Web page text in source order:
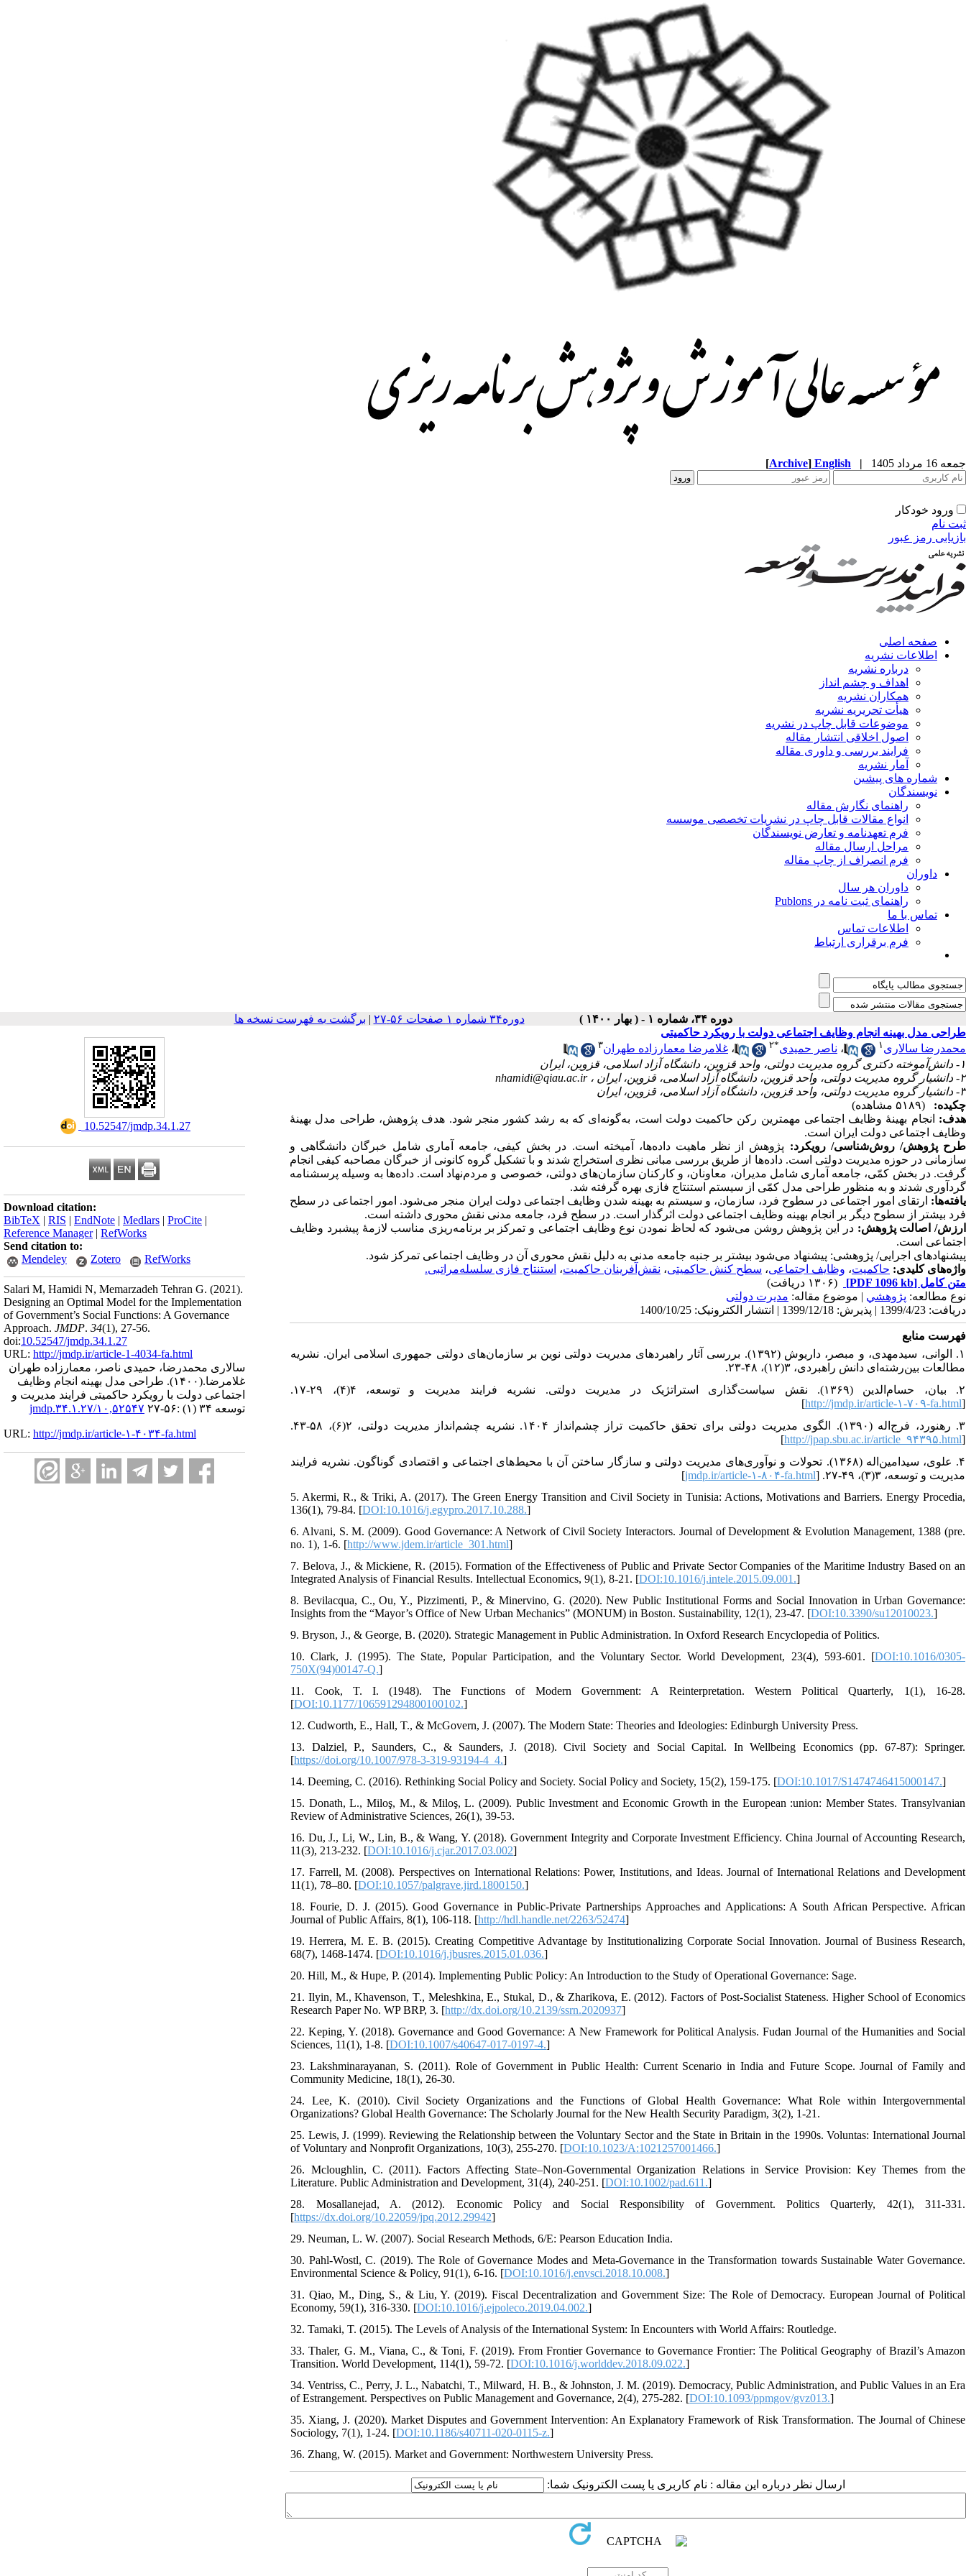
جمعه 16 مرداد 1405 |
English
[Archive]
ورود خودکار
ثبت نام
بازیابی رمز عبور
صفحه اصلی
اطلاعات نشریه
درباره نشریه
اهداف و چشم انداز
همکاران نشریه
هیأت تحریریه نشریه
موضوعات قابل چاپ در نشریه
اصول اخلاقی انتشار مقاله
فرایند بررسی و داوری مقاله
آمار نشریه
شماره های پیشین
نویسندگان
راهنمای نگارش مقاله
انواع مقالات قابل چاپ در نشریات تخصصی موسسه
فرم تعهدنامه و تعارض نویسندگان
مراحل ارسال مقاله
فرم انصراف از چاپ مقاله
داوران
داوران هر سال
راهنمای ثبت نامه در Publons
تماس با ما
اطلاعات تماس
فرم برقراری ارتباط
دوره ۳۴، شماره ۱ - ( بهار ۱۴۰۰ ) دوره۳۴ شماره ۱ صفحات ۵۶-۲۷ | برگشت به فهرست نسخه ها
‎ 10.52547/jmdp.34.1.27
Download citation:
BibTeX | RIS | EndNote | Medlars | ProCite |
Reference Manager| RefWorks
Send citation to:
Mendeley
Zotero RefWorks
Salari M, Hamidi N, Memarzadeh Tehran G. (2021).
Designing an Optimal Model for the Implementation
of Government’s Social Functions: A Governance
Approach. JMDP. 34(1), 27-56.
doi:10.52547/jmdp.34.1.27
URL: http://jmdp.ir/article-1-4034-fa.html
سالاری محمدرضا، حمیدی ناصر، معمارزاده طهران
غلامرضا.(۱۴۰۰).
طراحی مدل بهینه‌ انجام وظایف
اجتماعی دولت با رویکرد حاکمیتی فرایند مدیریت و
توسعه ۳۴ (۱) :۵۶-۲۷
۱۰,۵۲۵۴۷/jmdp.۳۴.۱.۲۷
URL: http://jmdp.ir/article-۱-۴۰۳۴-fa.html
طراحی مدل بهینه‌ انجام وظایف اجتماعی دولت با رویکرد حاکمیتی
محمدرضا سالاری ۱ ، ناصر حمیدی*۲ ، غلامرضا معمارزاده طهران۳
۱- دانش‌‌آموخته دکتری گروه مدیریت دولتی، واحد قزوین، دانشگاه آزاد اسلامی، قزوین، ایران
۲- دانشیار گروه مدیریت دولتی، واحد قزوین، دانشگاه آزاد اسلامی، قزوین، ایران ،
nhamidi@qiau.ac.ir
۳- دانشیار گروه مدیریت دولتی، واحد قزوین، دانشگاه آزاد اسلامی، قزوین، ایران
چکیده:
(۵۱۸۹ مشاهده)
هدف: انجام بهینۀ وظایف اجتماعی مهم‏ترین رکن حاکمیت دولت است، به‌‏گونه‌ای که به رشد کشور منجر شود. هدف پژوهش، طراحی مدل بهینۀ‌
وظایف اجتماعی دولت ایران است.
طرح پژوهش/ روش‏‌شناسی/ رویکرد: پژوهش از نظر ماهیت داده‌ها، آمیخته است. در بخش کیفی، جامعه آماری شامل خبرگان دانشگاهی و
سازمانی در حوزه مدیریت دولتی است. داده‌ها از طریق بررسی مبانی نظری استخراج شدند و با تشکیل گروه کانونی از خبرگان مصاحبه کیفی انجام
گرفت. در بخش کمّی، جامعه آماری شامل مدیران، معاونان، و کارکنان سازمان‌های دولتی، خصوصی و مردم‌‏نهاد است. داده‌ها به وسیله پرسشنامه
گردآوری شدند و به منظور طراحی مدل کمّی از سیستم استنتاج فازی بهره گرفته شد.
یافته‌ها: ارتقای امور اجتماعی در سطوح فرد، سازمان، و سیستم به بهینه شدن وظایف اجتماعی دولت ایران منجر می‌شود. امور اجتماعی در سطح
فرد بیش‏تر از سطوح دیگر بر انجام بهینه وظایف اجتماعی دولت اثرگذار است. در سطح فرد، جامعه مدنی نقش محوری داشته است.
ارزش/ اصالت پژوهش: در این پژوهش روشن می‏‌شود که لحاظ نمودن نوع وظایف اجتماعی و تمرکز بر برنامه‌ریزی مناسب لازمۀ پیشبرد وظایف
اجتماعی است.
پیشنهادهای اجرایی/ پژوهشی: پیشنهاد می‏‌شود بیش‏تر بر جنبه جامعه مدنی به دلیل نقش محوری آن در وظایف اجتماعی تمرکز شود.
واژه‌های کلیدی: حاکمیت، وظایف اجتماعی، سطح کنش حاکمیتی، نقش‌آفرینان حاکمیت، استنتاج فازی سلسله‌مراتبی.
متن کامل [PDF 1096 kb]
(۱۳۰۶ دریافت)
نوع مطالعه: پژوهشي | موضوع مقاله: مدیرت دولتی
دریافت: 1399/4/23 | پذیرش: 1399/12/18 | انتشار الکترونیک: 1400/10/25
فهرست منابع
۱. الوانی، ‌سید‌مهدی، و مبصر، ‌داریوش (۱۳۹۲). بررسی آثار راهبردهای مدیریت دولتی نوین بر سازمان‌‌های دولتی جمهوری اسلامی ایران. نشریه
مطالعات بین‌‌رشته‌‌ای دانش راهبردی، ۳(۱۲)، ۴۸-۲۳.
۲. بیان، حسام‌‌الدین (۱۳۶۹). نقش سیاست‌گذاری استراتژیک در مدیریت دولتی. نشریه فرایند مدیریت و توسعه، ۴(۴)، ۲۹-۱۷.
[http://jmdp.ir/article-۱-۷۰۹-fa.html]
۳. رهنورد، فرج‌‌اله (۱۳۹۰). الگوی مدیریت دولتی برای تحقق حاکمیت تراز چشم‌انداز ۱۴۰۴. نشریه ‌‌‌‌چشم‌انداز ‌مدیریت دولتی، ۲(۶)، ۵۸-۴۳.
[http://jpap.sbu.ac.ir/article_۹۴۳۹۵.html]
۴. علوی، سیدامین‌‌اله (۱۳۶۸). تحولات و نوآوری‌‌های مدیریت دولتی و سازگار ساختن آن با محیط‌‌های اجتماعی و اقتصادی گوناگون. نشریه فرایند
مدیریت و توسعه، ۳(۳)، ۴۹-۲۷. [
jmdp.ir/article-۱-۸۰۴-fa.html]
5. Akermi, R., & Triki, A. (2017). The Green Energy Transition and Civil Society in Tunisia: Actions, Motivations and Barriers. Energy Procedia,
136(1), 79-84. [DOI:10.1016/j.egypro.2017.10.288.]
6. Alvani, S. M. (2009). Good Governance: A Network of Civil Society Interactors. Journal of Development & Evolution Management, 1388 (pre.
no. 1), 1-6. [http://www.jdem.ir/article_301.html]
7. Belova, J., & Mickiene, R. (2015). Formation of the Effectiveness of Public and Private Sector Companies of the Maritime Industry Based on an
Integrated Analysis of Financial Results. Intellectual Economics, 9(1), 8-21. [DOI:10.1016/j.intele.2015.09.001.]
8. Bevilacqua, C., Ou, Y., Pizzimenti, P., & Minervino, G. (2020). New Public Institutional Forms and Social Innovation in Urban Governance:
Insights from the “Mayor’s Office of New Urban Mechanics” (MONUM) in Boston. Sustainability, 12(1), 23-47. [DOI:10.3390/su12010023.]
9. Bryson, J., & George, B. (2020). Strategic Management in Public Administration. In Oxford Research Encyclopedia of Politics.
10. Clark, J. (1995). The State, Popular Participation, and the Voluntary Sector. World Development, 23(4), 593-601. [DOI:10.1016/0305-
750X(94)00147-Q.]
11. Cook, T. I. (1948). The Functions of Modern Government: A Reinterpretation. Western Political Quarterly, 1(1), 16-28.
[DOI:10.1177/106591294800100102.]
12. Cudworth, E., Hall, T., & McGovern, J. (2007). The Modern State: Theories and Ideologies: Edinburgh University Press.
13. Dalziel, P., Saunders, C., & Saunders, J. (2018). Civil Society and Social Capital. In Wellbeing Economics (pp. 67-87): Springer.
[https://doi.org/10.1007/978-3-319-93194-4_4.]
14. Deeming, C. (2016). Rethinking Social Policy and Society. Social Policy and Society, 15(2), 159-175. [DOI:10.1017/S1474746415000147.]
15. Donath, L., Miloş, M., & Miloş, L. (2009). Public Investment and Economic Growth in the European :union: Member States. Transylvanian
Review of Administrative Sciences, 26(1), 39-53.
16. Du, J., Li, W., Lin, B., & Wang, Y. (2018). Government Integrity and Corporate Investment Efficiency. China Journal of Accounting Research,
11(3), 213-232. [DOI:10.1016/j.cjar.2017.03.002]
17. Farrell, M. (2008). Perspectives on International Relations: Power, Institutions, and Ideas. Journal of International Relations and Development
11(1), 78–80. [DOI:10.1057/palgrave.jird.1800150.]
18. Fourie, D. J. (2015). Good Governance in Public-Private Partnerships Approaches and Applications: A South African Perspective. African
Journal of Public Affairs, 8(1), 106-118. [http://hdl.handle.net/2263/52474]
19. Herrera, M. E. B. (2015). Creating Competitive Advantage by Institutionalizing Corporate Social Innovation. Journal of Business Research,
68(7), 1468-1474. [DOI:10.1016/j.jbusres.2015.01.036.]
20. Hill, M., & Hupe, P. (2014). Implementing Public Policy: An Introduction to the Study of Operational Governance: Sage.
21. Ilyin, M., Khavenson, T., Meleshkina, E., Stukal, D., & Zharikova, E. (2012). Factors of Post-Socialist Stateness. Higher School of Economics
Research Paper No. WP BRP, 3. [http://dx.doi.org/10.2139/ssrn.2020937]
22. Keping, Y. (2018). Governance and Good Governance: A New Framework for Political Analysis. Fudan Journal of the Humanities and Social
Sciences, 11(1), 1-8. [DOI:10.1007/s40647-017-0197-4.]
23. Lakshminarayanan, S. (2011). Role of Government in Public Health: Current Scenario in India and Future Scope. Journal of Family and
Community Medicine, 18(1), 26-30.
24. Lee, K. (2010). Civil Society Organizations and the Functions of Global Health Governance: What Role within Intergovernmental
Organizations? Global Health Governance: The Scholarly Journal for the New Health Security Paradigm, 3(2), 1-21.
25. Lewis, J. (1999). Reviewing the Relationship between the Voluntary Sector and the State in Britain in the 1990s. Voluntas: International Journal
of Voluntary and Nonprofit Organizations, 10(3), 255-270. [DOI:10.1023/A:1021257001466.]
26. Mcloughlin, C. (2011). Factors Affecting State–Non-Governmental Organization Relations in Service Provision: Key Themes from the
Literature. Public Administration and Development, 31(4), 240-251. [DOI:10.1002/pad.611.]
28. Mosallanejad, A. (2012). Economic Policy and Social Responsibility of Government. Politics Quarterly, 42(1), 311-331.
[https://dx.doi.org/10.22059/jpq.2012.29942]
29. Neuman, L. W. (2007). Social Research Methods, 6/E: Pearson Education India.
30. Pahl-Wostl, C. (2019). The Role of Governance Modes and Meta-Governance in the Transformation towards Sustainable Water Governance.
Environmental Science & Policy, 91(1), 6-16. [DOI:10.1016/j.envsci.2018.10.008.]
31. Qiao, M., Ding, S., & Liu, Y. (2019). Fiscal Decentralization and Government Size: The Role of Democracy. European Journal of Political
Economy, 59(1), 316-330. [DOI:10.1016/j.ejpoleco.2019.04.002.]
32. Tamaki, T. (2015). The Levels of Analysis of the International System: In Encounters with World Affairs: Routledge.
33. Thaler, G. M., Viana, C., & Toni, F. (2019). From Frontier Governance to Governance Frontier: The Political Geography of Brazil’s Amazon
Transition. World Development, 114(1), 59-72. [DOI:10.1016/j.worlddev.2018.09.022.]
34. Ventriss, C., Perry, J. L., Nabatchi, T., Milward, H. B., & Johnston, J. M. (2019). Democracy, Public Administration, and Public Values in an Era
of Estrangement. Perspectives on Public Management and Governance, 2(4), 275-282. [DOI:10.1093/ppmgov/gvz013.]
35. Xiang, J. (2020). Market Disputes and Government Intervention: An Explanatory Framework of Risk Transformation. The Journal of Chinese
Sociology, 7(1), 1-24. [DOI:10.1186/s40711-020-0115-z.]
36. Zhang, W. (2015). Market and Government: Northwestern University Press.
ارسال نظر درباره این مقاله : نام کاربری یا پست الکترونیک شما: